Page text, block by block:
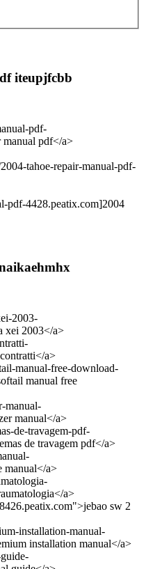
iteupjfcbb
pdf-
manual pdf</a>
tahoe-repair-manual-pdf-
pdf-4428.peatix.com]2004
2003-
xei 2003</a>
a>
manual-free-download-
manual free
manual-
manual</a>
de-travagem-pdf-
de travagem pdf</a>
manual</a>
a>
sw 2
installation-manual-
installation manual</a>